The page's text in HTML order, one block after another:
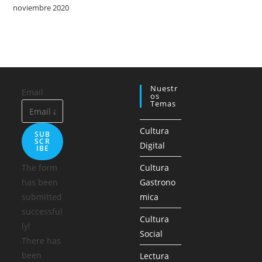
noviembre 2020
Email
SUB
SCR
IBE
The form
has been
submitted
successful
ly!
There has
been
Nuestr
Os
Temas
Cultura
Digital
Cultura
Gastrono
mica
Cultura
Social
Lectura